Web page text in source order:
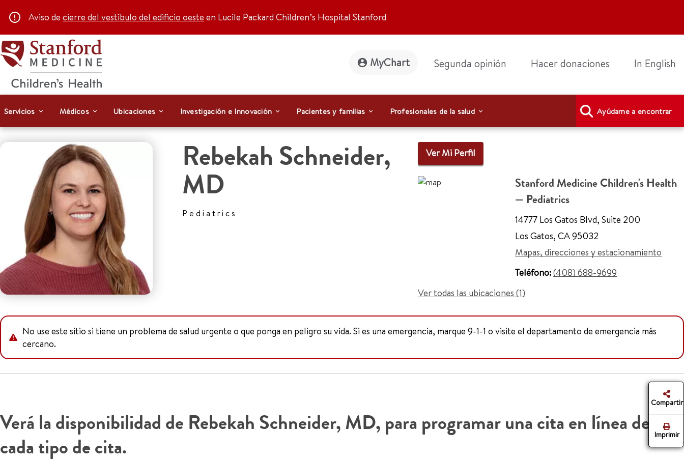
Aviso de cierre del vestíbulo del edificio oeste en Lucile Packard Children’s Hospital Stanford
MyChart Segunda opinión Hacer donaciones In English
Servicios Médicos Ubicaciones Investigación e Innovación Pacientes y familias Profesionales de la salud Ayúdame a encontrar
Rebekah Schneider,
MD
Pediatrics
Ver Mi Perfil
Stanford Medicine Children's Health
— Pediatrics
14777 Los Gatos Blvd, Suite 200
Los Gatos, CA 95032
Mapas, direcciones y estacionamiento
Teléfono:(408) 688-9699
Ver todas las ubicaciones (1)
No use este sitio si tiene un problema de salud urgente o que ponga en peligro su vida. Si es una emergencia, marque 9-1-1 o visite el departamento de emergencia más
cercano.
Compartir
Imprimir
Verá la disponibilidad de Rebekah Schneider, MD, para programar una cita en línea de
cada tipo de cita.